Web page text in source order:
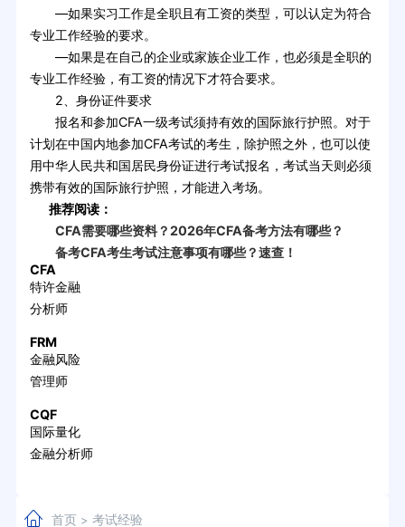
—如果实习工作是全职且有工资的类型，可以认定为符合
专业工作经验的要求。
—如果是在自己的企业或家族企业工作，也必须是全职的
专业工作经验，有工资的情况下才符合要求。
2、身份证件要求
报名和参加CFA一级考试须持有效的国际旅行护照。对于
计划在中国内地参加CFA考试的考生，除护照之外，也可以使
用中华人民共和国居民身份证进行考试报名，考试当天则必须
携带有效的国际旅行护照，才能进入考场。
推荐阅读：
CFA需要哪些资料？2026年CFA备考方法有哪些？
备考CFA考生考试注意事项有哪些？速查！
CFA
特许金融
分析师
FRM
金融风险
管理师
CQF
国际量化
金融分析师
首页> 考试经验